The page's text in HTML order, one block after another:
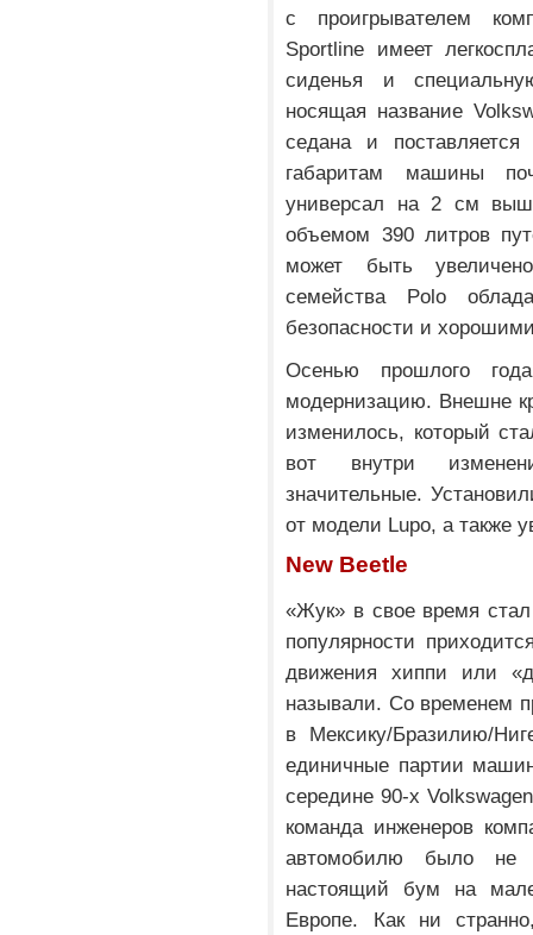
с проигрывателем
Sportline имеет
сиденья и
носящая название
седана и
габаритам машины
универсал на 2 см
объемом 390 литров
может быть
семейства Polo
безопасности и
Осенью прошлого
модернизацию. Внешне
изменилось, который
вот внутри
значительные.
от модели Lupo, а также
New Beetle
«Жук» в свое время
популярности
движения хиппи или
называли. Со временем
в Мексику/Бразилию/
единичные партии
середине 90-х
команда инженеров
автомобилю было не
настоящий бум на
Европе. Как ни